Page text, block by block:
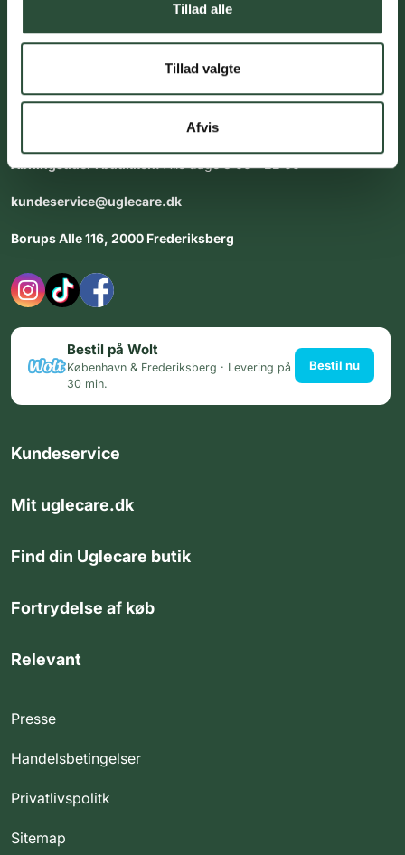
Tillad alle
Tillad valgte
Afvis
rådgivning
Vores team af uddannede medarbejdere står klar til at hjælpe
Åbningstider i butikken:Alle dage 8:00 - 22:00
kundeservice@uglecare.dk
Borups Alle 116, 2000 Frederiksberg
Bestil på Wolt
København & Frederiksberg · Levering på
30 min.
Bestil nu
Kundeservice
Mit uglecare.dk
Find din Uglecare butik
Fortrydelse af køb
Relevant
Presse
Handelsbetingelser
Privatlivspolitk
Sitemap